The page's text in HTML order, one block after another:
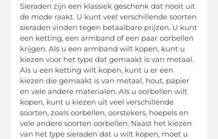
Sieraden zijn een klassiek geschenk dat nooit uit
de mode raakt. U kunt veel verschillende soorten
sieraden vinden tegen betaalbare prijzen. U kunt
een ketting, een armband of een paar oorbellen
krijgen. Als u een armband wilt kopen, kunt u
kiezen voor het type dat gemaakt is van metaal.
Als u een ketting wilt kopen, kunt u er een
kiezen die gemaakt is van metaal, hout, papier
en vele andere materialen. Als u oorbellen wilt
kopen, kunt u kiezen uit veel verschillende
soorten, zoals oorbellen, oorstekers, hoepels en
vele andere soorten oorbellen. Naast het kiezen
van het type sieraden dat u wilt kopen, moet u